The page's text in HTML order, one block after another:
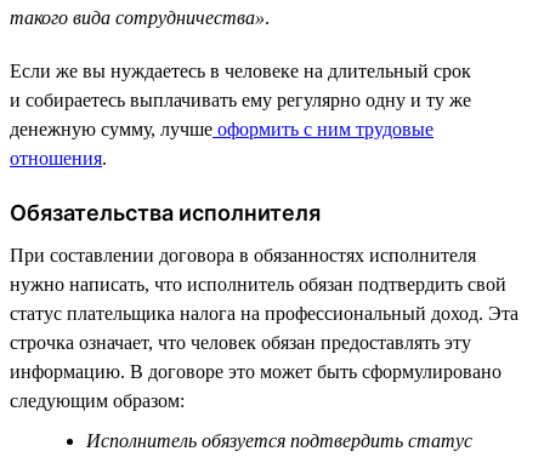
такого вида сотрудничества».
Если же вы нуждаетесь в человеке на длительный срок
и собираетесь выплачивать ему регулярно одну и ту же
денежную сумму, лучше оформить с ним трудовые
отношения.
Обязательства исполнителя
При составлении договора в обязанностях исполнителя
нужно написать, что исполнитель обязан подтвердить свой
статус плательщика налога на профессиональный доход. Эта
строчка означает, что человек обязан предоставлять эту
информацию. В договоре это может быть сформулировано
следующим образом:
Исполнитель обязуется подтвердить статус